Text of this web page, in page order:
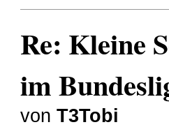
Re: Kleine
im
vonT3Tobi